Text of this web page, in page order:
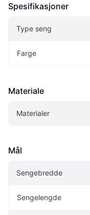
Spesifikasjoner
Type seng
Farge
Materiale
Materialer
Mål
Sengebredde
Sengelengde